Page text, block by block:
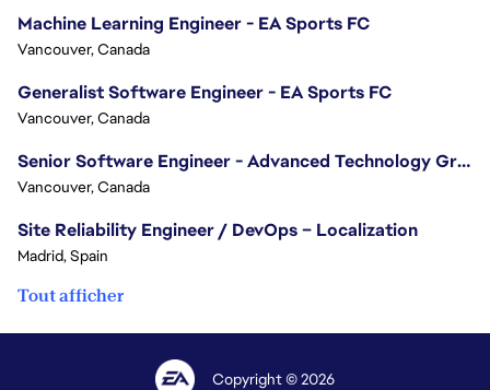
Machine Learning Engineer - EA Sports FC
Vancouver, Canada
Generalist Software Engineer - EA Sports FC
Vancouver, Canada
Senior Software Engineer - Advanced Technology Group
Vancouver, Canada
Site Reliability Engineer / DevOps – Localization
Madrid, Spain
Tout afficher
Copyright © 2026